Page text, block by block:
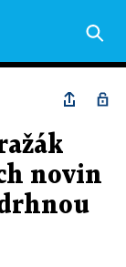
novin